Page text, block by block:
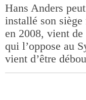
Hans Anders
installé son
en 2008, vient
qui l’oppose au
vient d’être